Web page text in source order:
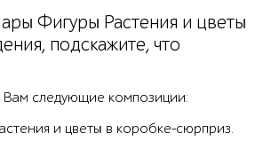
Фигуры Растения и цветы
подскажите, что
следующие композиции:
и цветы в коробке-сюрприз.